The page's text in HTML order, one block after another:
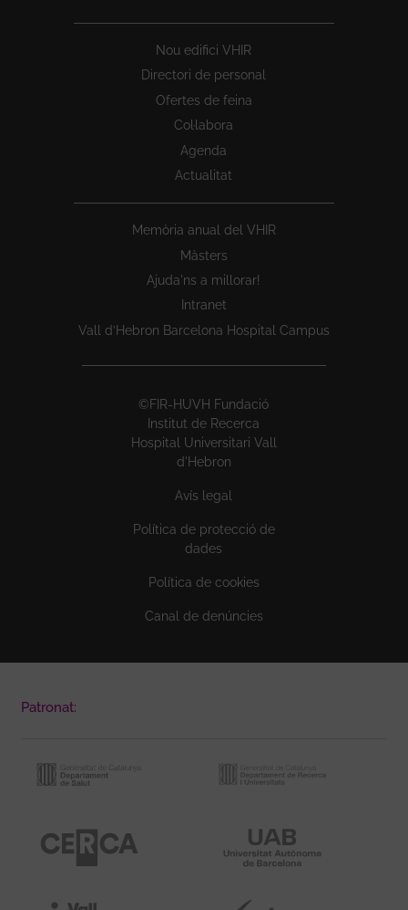
Nou edifici VHIR
Directori de personal
Ofertes de feina
Col·labora
Agenda
Actualitat
Memòria anual del VHIR
Màsters
Ajuda'ns a millorar!
Intranet
Vall d’Hebron Barcelona Hospital Campus
©FIR-HUVH Fundació
Institut de Recerca
Hospital Universitari Vall
d'Hebron
Avís legal
Política de protecció de
dades
Política de cookies
Canal de denúncies
Patronat: